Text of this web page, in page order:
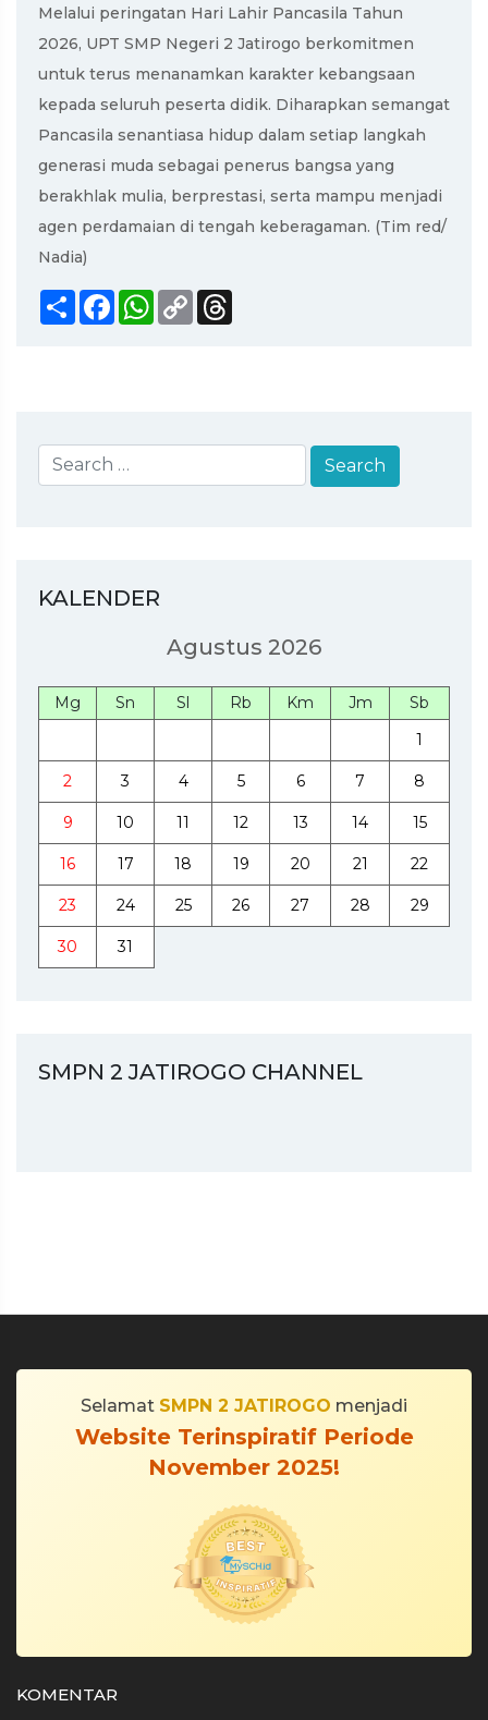
Melalui peringatan Hari Lahir Pancasila Tahun
2026, UPT SMP Negeri 2 Jatirogo berkomitmen
untuk terus menanamkan karakter kebangsaan
kepada seluruh peserta didik. Diharapkan semangat
Pancasila senantiasa hidup dalam setiap langkah
generasi muda sebagai penerus bangsa yang
berakhlak mulia, berprestasi, serta mampu menjadi
agen perdamaian di tengah keberagaman. (Tim red/
Nadia)
ShareFacebookWhatsApp
Copy
Link
KALENDER
Agustus 2026
Mg Sn Sl Rb Km Jm
Sb
1
2 3 4 5 6 7 8
9 10 11 12 13 14 15
16 17 18 19 20 21 22
23 24 25 26 27 28 29
30 31
SMPN 2 JATIROGO CHANNEL
Selamat SMPN 2 JATIROGO menjadi
Website Terinspiratif Periode
November 2025!
KOMENTAR